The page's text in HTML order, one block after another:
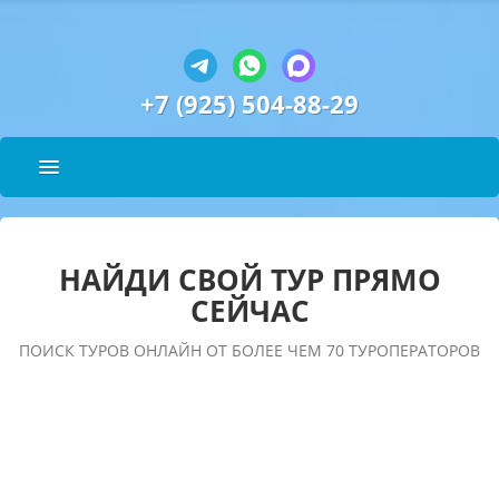
+7 (925) 504-88-29
НАЙДИ СВОЙ ТУР ПРЯМО
СЕЙЧАС
ПОИСК ТУРОВ ОНЛАЙН ОТ БОЛЕЕ ЧЕМ 70 ТУРОПЕРАТОРОВ